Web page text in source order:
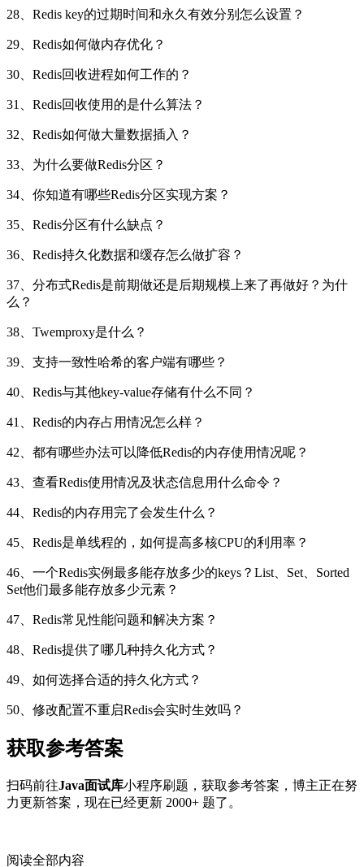
28、Redis key的过期时间和永久有效分别怎么设置？
29、Redis如何做内存优化？
30、Redis回收进程如何工作的？
31、Redis回收使用的是什么算法？
32、Redis如何做大量数据插入？
33、为什么要做Redis分区？
34、你知道有哪些Redis分区实现方案？
35、Redis分区有什么缺点？
36、Redis持久化数据和缓存怎么做扩容？
37、分布式Redis是前期做还是后期规模上来了再做好？为什
么？
38、Twemproxy是什么？
39、支持一致性哈希的客户端有哪些？
40、Redis与其他key-value存储有什么不同？
41、Redis的内存占用情况怎么样？
42、都有哪些办法可以降低Redis的内存使用情况呢？
43、查看Redis使用情况及状态信息用什么命令？
44、Redis的内存用完了会发生什么？
45、Redis是单线程的，如何提高多核CPU的利用率？
46、一个Redis实例最多能存放多少的keys？List、Set、Sorted
Set他们最多能存放多少元素？
47、Redis常见性能问题和解决方案？
48、Redis提供了哪几种持久化方式？
49、如何选择合适的持久化方式？
50、修改配置不重启Redis会实时生效吗？
获取参考答案
扫码前往Java面试库小程序刷题，获取参考答案，博主正在努
力更新答案，现在已经更新 2000+ 题了。
阅读全部内容